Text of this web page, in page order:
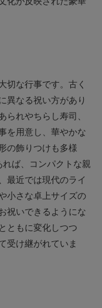
切な行事です。古く
異なる祝い方があり
られやちらし寿司、
を用意し、華やかな
の飾りつけも多様
ば、コンパクトな親
最近では現代のライ
小さな卓上サイズの
祝いできるようにな
ともに変化しつつ
受け継がれていま